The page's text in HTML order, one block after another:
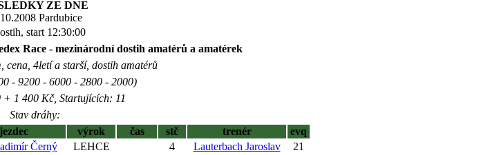
ZE DNE
Pardubice
start 12:30:00
Race - mezinárodní dostih amatérů a amatérek
cena, 4letí a starší, dostih amatérů
- 9200 - 6000 - 2800 - 2000)
+ 1 400 Kč, Startujících: 11
Stav dráhy:
jezdec výrok čas stč trenér
evq
Černý LEHCE 4 Lauterbach Jaroslav
21